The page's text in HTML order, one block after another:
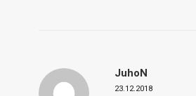
JuhoN
23.12.2018